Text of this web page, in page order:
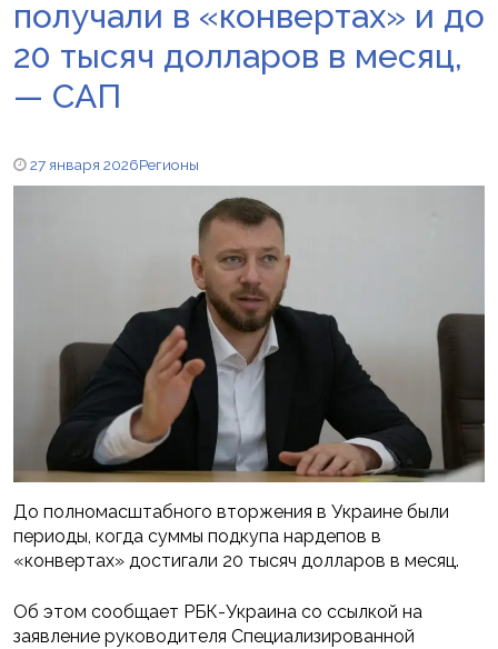
получали в «конвертах» и до
20 тысяч долларов в месяц,
— САП
27 января 2026Регионы
До полномасштабного вторжения в Украине были
периоды, когда суммы подкупа нардепов в
«конвертах» достигали 20 тысяч долларов в месяц.
Об этом сообщает РБК-Украина со ссылкой на
заявление руководителя Специализированной